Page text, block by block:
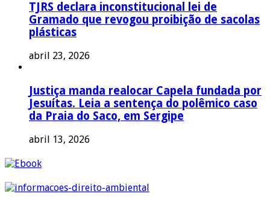
TJRS declara inconstitucional lei de
Gramado que revogou proibição de sacolas
plásticas
abril 23, 2026
Justiça manda realocar Capela fundada por
Jesuítas. Leia a sentença do polêmico caso
da Praia do Saco, em Sergipe
abril 13, 2026